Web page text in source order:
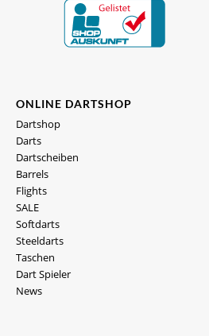
ONLINE DARTSHOP
Dartshop
Darts
Dartscheiben
Barrels
Flights
SALE
Softdarts
Steeldarts
Taschen
Dart Spieler
News